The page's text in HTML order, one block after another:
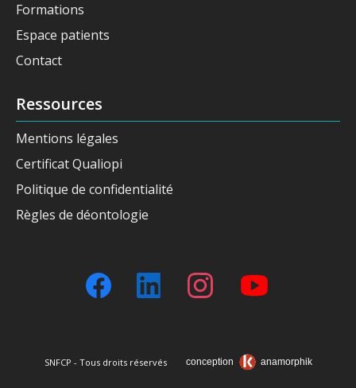
Formations
Espace patients
Contact
Ressources
Mentions légales
Certificat Qualiopi
Politique de confidentialité
Règles de déontologie
SNFCP - Tous droits réservés